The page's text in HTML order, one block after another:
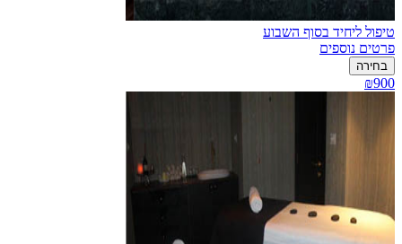
טיפול ליחיד בסוף השבוע
פרטים נוספים
בחירה
₪900